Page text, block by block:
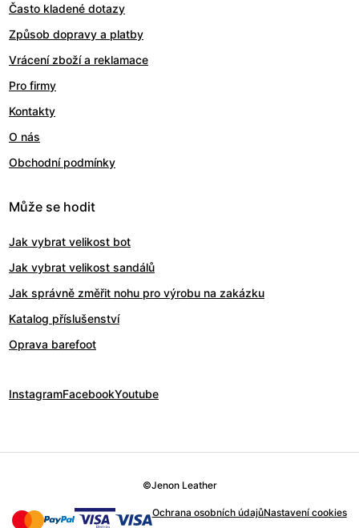
Často kladené dotazy
Způsob dopravy a platby
Vrácení zboží a reklamace
Pro firmy
Kontakty
O nás
Obchodní podmínky
Může se hodit
Jak vybrat velikost bot
Jak vybrat velikost sandálů
Jak správně změřit nohu pro výrobu na zakázku
Katalog příslušenství
Oprava barefoot
InstagramFacebookYoutube
©Jenon Leather
Ochrana osobních údajůNastavení cookies